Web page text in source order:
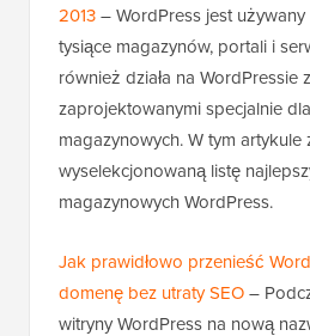
2013– WordPress jest
tysiące magazynów, portali i
również działa na WordPressie
zaprojektowanymi specjalnie
magazynowych. W tym artykule
wyselekcjonowaną listę
magazynowych WordPress.
Jak prawidłowo przenieść
domenę bez utraty SEO–
witryny WordPress na nową